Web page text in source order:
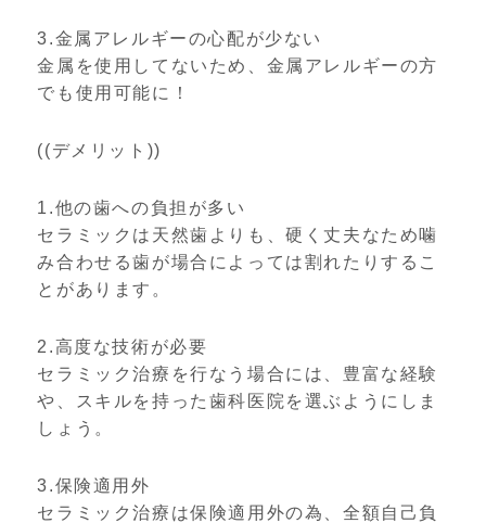
3.金属アレルギーの心配が少ない
金属を使用してないため、金属アレルギーの方
でも使用可能に！
((デメリット))
1.他の歯への負担が多い
セラミックは天然歯よりも、硬く丈夫なため噛
み合わせる歯が場合によっては割れたりするこ
とがあります。
2.高度な技術が必要
セラミック治療を行なう場合には、豊富な経験
や、スキルを持った歯科医院を選ぶようにしま
しょう。
3.保険適用外
セラミック治療は保険適用外の為、全額自己負